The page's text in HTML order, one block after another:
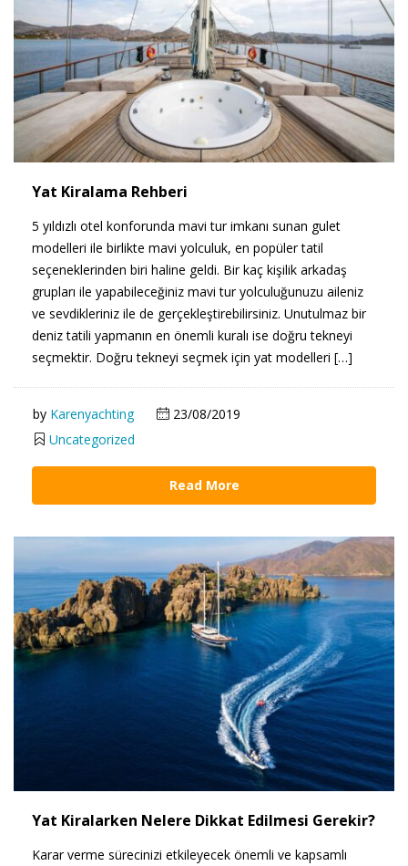
Yat Kiralama Rehberi
5 yıldızlı otel konforunda mavi tur imkanı sunan gulet
modelleri ile birlikte mavi yolculuk, en popüler tatil
seçeneklerinden biri haline geldi. Bir kaç kişilik arkadaş
grupları ile yapabileceğiniz mavi tur yolculuğunuzu aileniz
ve sevdikleriniz ile de gerçekleştirebilirsiniz. Unutulmaz bir
deniz tatili yapmanın en önemli kuralı ise doğru tekneyi
seçmektir. Doğru tekneyi seçmek için yat modelleri […]
by Karenyachting
23/08/2019
Uncategorized
Read More
Yat Kiralarken Nelere Dikkat Edilmesi Gerekir?
Karar verme sürecinizi etkileyecek önemli ve kapsamlı